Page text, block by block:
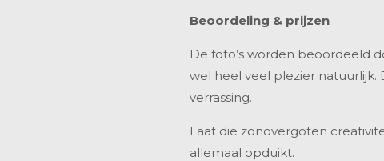
Beoordeling & prijzen
De foto’s worden beoordeeld
wel heel veel plezier
verrassing.
Laat die zonovergoten
allemaal opduikt.